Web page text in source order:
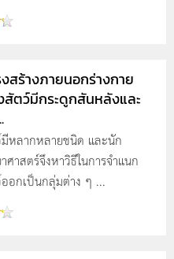
สร้างภายนอกร่างกาย
สัตว์มีกระดูกสันหลังและ
หลากหลายชนิด และนัก
ศาสตร์จึงหาวิธีในการจำแนก
อกเป็นกลุ่มต่าง ๆ ...